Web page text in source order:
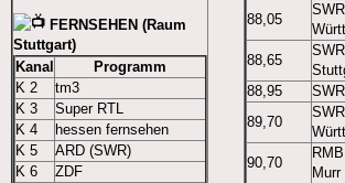
FERNSEHEN (Raum
Stuttgart)
Kanal
Programm
K 2
tm3
K 3
Super RTL
K 4
hessen fernsehen
K 5
ARD (SWR)
K 6
ZDF
88,05
88,65
88,95
89,70
90,70
Murr